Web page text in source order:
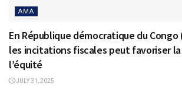
AMA
En République démocratique du Congo
les incitations fiscales peut favoriser
l’équité
JULY 31, 2025